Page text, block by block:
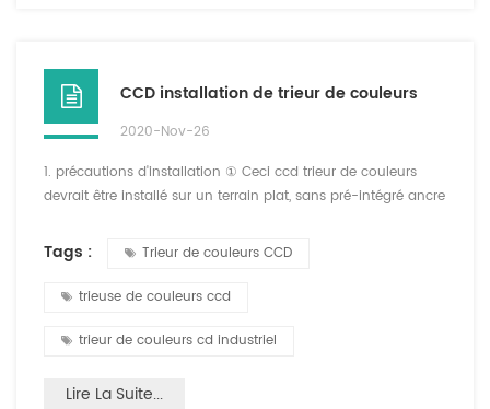
CCD installation de trieur de couleurs
2020-Nov-26
1. précautions d'installation ① Ceci ccd trieur de couleurs
devrait être installé sur un terrain plat, sans pré-intégré ancre
installé dans une pièce isolée séparée (la climatisation est
recommandée), et devrait ne pas être installé dans des
endroits à basse température, haute température, humidité et
Tags : Trieur de couleurs CCD
trieuse de couleurs ccd
trieur de couleurs cd industriel
Lire La Suite...